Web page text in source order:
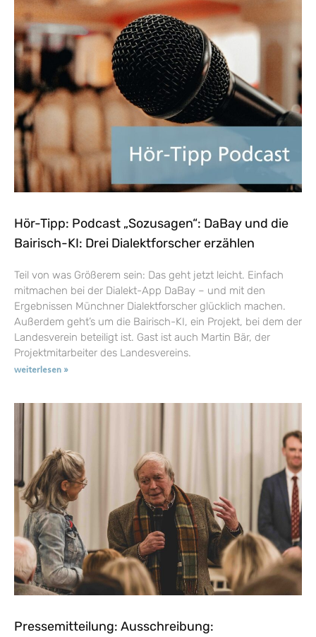
Hör-Tipp: Podcast „Sozusagen“: DaBay und die
Bairisch-KI: Drei Dialektforscher erzählen
Teil von was Größerem sein: Das geht jetzt leicht. Einfach
mitmachen bei der Dialekt-App DaBay – und mit den
Ergebnissen Münchner Dialektforscher glücklich machen.
Außerdem geht’s um die Bairisch-KI, ein Projekt, bei dem der
Landesverein beteiligt ist. Gast ist auch Martin Bär, der
Projektmitarbeiter des Landesvereins.
weiterlesen »
Pressemitteilung: Ausschreibung: